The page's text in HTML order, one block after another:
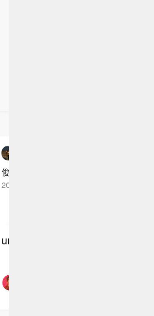
俊凯一笑，浅浅猫纹，尖尖虎牙，忽然
2025-08-28
undefined